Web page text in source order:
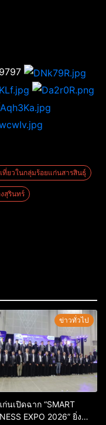
ที่ยวในกลุ่มร้อยแก่นสารสินธุ์
สุรินทร์
ข่าวทั่วไป
นเปิดฉาก “SMART
EXPO 2026” ยิ่ง